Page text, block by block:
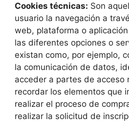
Cookies técnicas: Son
usuario la navegación a
web, plataforma o
las diferentes opciones o
existan como, por ejemplo,
la comunicación de datos,
acceder a partes de acceso
recordar los elementos que
realizar el proceso de
realizar la solicitud de